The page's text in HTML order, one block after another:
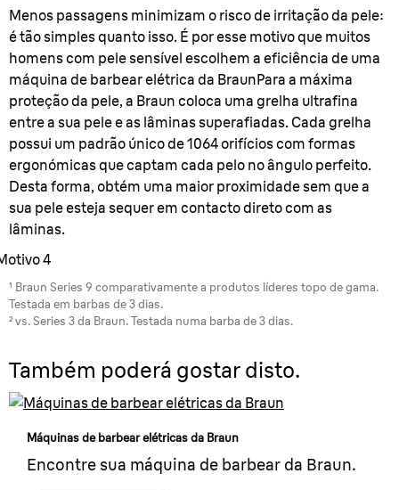
Menos passagens minimizam o risco de irritação da pele:
é tão simples quanto isso. É por esse motivo que muitos
homens com pele sensível escolhem a eficiência de uma
máquina de barbear elétrica da BraunPara a máxima
proteção da pele, a Braun coloca uma grelha ultrafina
entre a sua pele e as lâminas superafiadas. Cada grelha
possui um padrão único de 1064 orifícios com formas
ergonómicas que captam cada pelo no ângulo perfeito.
Desta forma, obtém uma maior proximidade sem que a
sua pele esteja sequer em contacto direto com as
lâminas.
4
¹ Braun Series 9 comparativamente a produtos líderes topo de gama.
Testada em barbas de 3 dias.
² vs. Series 3 da Braun. Testada numa barba de 3 dias.
Também poderá gostar disto.
Máquinas de barbear elétricas da Braun
Encontre sua máquina de barbear da Braun.